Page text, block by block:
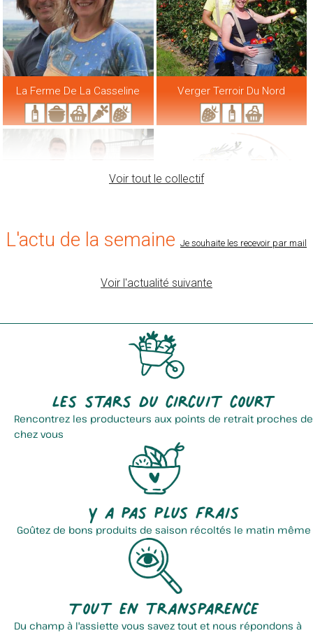
La Ferme De La Casseline Verger Terroir Du Nord
La Gaufre Des Monts Ferme Des 3 Muids
Les Confitures D'anne Marie...
Voir tout le collectif
L'actu de la semaine Je souhaite les recevoir par mail
Voir l'actualité suivante
Les stars du circuit court
Rencontrez les producteurs aux points de retrait proches de
chez vous
Y a pas plus frais
Goûtez de bons produits de saison récoltés le matin même
Tout en transparence
Du champ à l'assiette vous savez tout et nous répondons à